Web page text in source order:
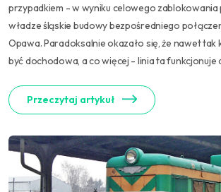
przypadkiem - w wyniku celowego
władze śląskie budowy bezpośredniego
Opawa. Paradoksalnie okazało się, że nawet
być dochodowa, a co więcej - linia ta funkcjonuje
Przeczytaj artykuł